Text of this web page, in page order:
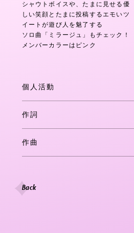
シャウトボイスや、たまに見せる優
しい笑顔とたまに投稿するエモいツ
イートが遊び人を魅了する
ソロ曲「ミラージュ」もチェック！
メンバーカラーはピンク
個人活動
作詞
作曲
Back